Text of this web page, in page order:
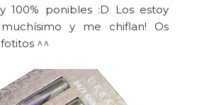
100% ponibles :D Los estoy
y me chiflan! Os
^^